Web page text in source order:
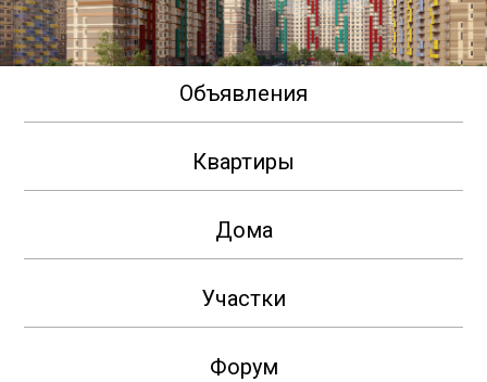
Объявления
Квартиры
Дома
Участки
Форум